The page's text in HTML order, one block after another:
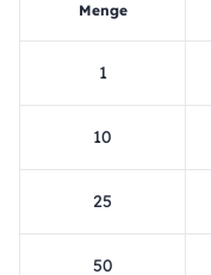
Menge
1
10
25
50